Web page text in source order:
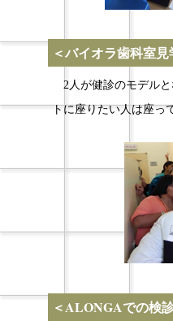
＜バイオラ歯科室
2人が健診のモデルと
トに座りたい人は座っ
＜ALONGAでの検